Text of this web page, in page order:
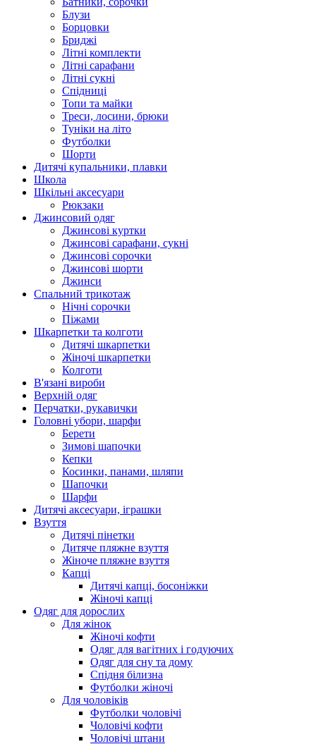
Блузи
Борцовки
Бриджі
Літні комплекти
Літні сарафани
Літні сукні
Спідниці
Топи та майки
Треси, лосини, брюки
Туніки на літо
Футболки
Шорти
Дитячі купальники, плавки
Школа
Шкільні аксесуари
Рюкзаки
Джинсовий одяг
Джинсові куртки
Джинсові сарафани, сукні
Джинсові сорочки
Джинсові шорти
Джинси
Спальний трикотаж
Нічні сорочки
Піжами
Шкарпетки та колготи
Дитячі шкарпетки
Жіночі шкарпетки
Колготи
В'язані вироби
Верхній одяг
Перчатки, рукавички
Головні убори, шарфи
Берети
Зимові шапочки
Кепки
Косинки, панами, шляпи
Шапочки
Шарфи
Дитячі аксесуари, іграшки
Взуття
Дитячі пінетки
Дитяче пляжне взуття
Жіноче пляжне взуття
Капці
Дитячі капці, босоніжки
Жіночі капці
Одяг для дорослих
Для жінок
Жіночі кофти
Одяг для вагітних і годуючих
Одяг для сну та дому
Спідня білизна
Футболки жіночі
Для чоловіків
Футболки чоловічі
Чоловічі кофти
Чоловічі штани